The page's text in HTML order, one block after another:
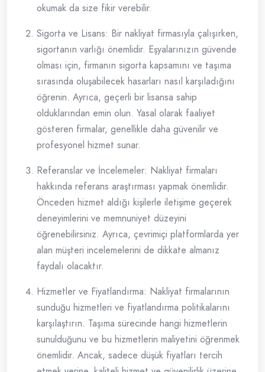
okumak da size fikir verebilir.
Sigorta ve Lisans: Bir nakliyat firmasıyla çalışırken,
sigortanın varlığı önemlidir. Eşyalarınızın güvende
olması için, firmanın sigorta kapsamını ve taşıma
sırasında oluşabilecek hasarları nasıl karşıladığını
öğrenin. Ayrıca, geçerli bir lisansa sahip
olduklarından emin olun. Yasal olarak faaliyet
gösteren firmalar, genellikle daha güvenilir ve
profesyonel hizmet sunar.
Referanslar ve İncelemeler: Nakliyat firmaları
hakkında referans araştırması yapmak önemlidir.
Önceden hizmet aldığı kişilerle iletişime geçerek
deneyimlerini ve memnuniyet düzeyini
öğrenebilirsiniz. Ayrıca, çevrimiçi platformlarda yer
alan müşteri incelemelerini de dikkate almanız
faydalı olacaktır.
Hizmetler ve Fiyatlandırma: Nakliyat firmalarının
sunduğu hizmetleri ve fiyatlandırma politikalarını
karşılaştırın. Taşıma sürecinde hangi hizmetlerin
sunulduğunu ve bu hizmetlerin maliyetini öğrenmek
önemlidir. Ancak, sadece düşük fiyatları tercih